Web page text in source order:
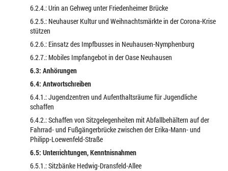
6.2.4.: Urin an Gehweg unter Friedenheimer Brücke
6.2.5.: Neuhauser Kultur und Weihnachtsmärkte in der Corona-Krise
stützen
6.2.6.: Einsatz des Impfbusses in Neuhausen-Nymphenburg
6.2.7.: Mobiles Impfangebot in der Oase Neuhausen
6.3: Anhörungen
6.4: Antwortschreiben
6.4.1.: Jugendzentren und Aufenthaltsräume für Jugendliche
schaffen
6.4.2.: Schaffen von Sitzgelegenheiten mit Abfallbehältern auf der
Fahrrad- und Fußgängerbrücke zwischen der Erika-Mann- und
Philipp-Loewenfeld-Straße
6.5: Unterrichtungen, Kenntnisnahmen
6.5.1.: Sitzbänke Hedwig-Dransfeld-Allee